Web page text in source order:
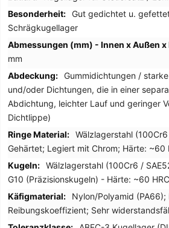
Gut gedichtet u.
Schrägkugellager
mm
Gummidichtungen /
und/oder Dichtungen, die in einer
Abdichtung, leichter Lauf und geringer
Dichtlippe)
Wälzlagerstahl
Gehärtet; Legiert mit Chrom; Härte: ~60
Wälzlagerstahl (100Cr6 /
G10 (Präzisionskugeln) - Härte: ~60 HRC
Nylon/Polyamid
Reibungskoeffizient; Sehr